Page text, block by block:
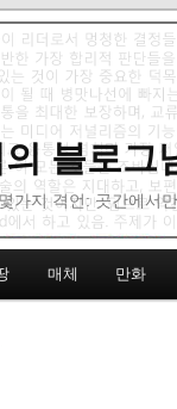
블로그
가지 격언: 곳간에서
매체 만화